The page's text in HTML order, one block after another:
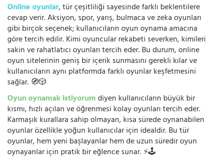
Online oyunlar, tür çeşitliliği sayesinde farklı beklentilere
cevap verir. Aksiyon, spor, yarış, bulmaca ve zeka oyunları
gibi birçok seçenek; kullanıcıların oyun oynama amacına
göre tercih edilir. Kimi oyuncular rekabeti severken, kimileri
sakin ve rahatlatıcı oyunları tercih eder. Bu durum, online
oyun sitelerinin geniş bir içerik sunmasını gerekli kılar ve
kullanıcıların aynı platformda farklı oyunlar keşfetmesini
sağlar. 🧭🎲
Oyun oynamak istiyorumdiyen kullanıcıların büyük bir
kısmı, hızlı açılan ve öğrenmesi kolay oyunları tercih eder.
Karmaşık kurallara sahip olmayan, kısa sürede oynanabilen
oyunlar özellikle yoğun kullanıcılar için idealdir. Bu tür
oyunlar, hem yeni başlayanlar hem de uzun süredir oyun
oynayanlar için pratik bir eğlence sunar. ⚡🕹️